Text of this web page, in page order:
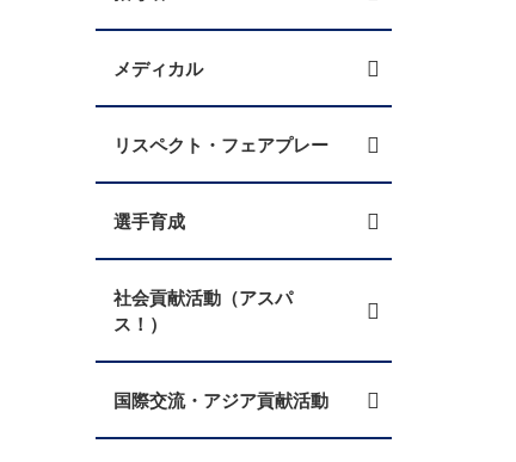
メディカル
リスペクト・フェアプレー
選手育成
社会貢献活動（アスパ
ス！）
国際交流・アジア貢献活動